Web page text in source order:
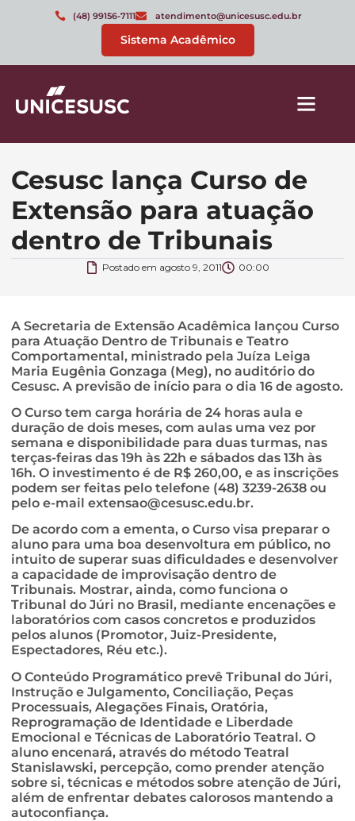
(48) 99156-7111 atendimento@unicesusc.edu.br
Sistema Acadêmico
Cesusc lança Curso de
Extensão para atuação
dentro de Tribunais
Postado em agosto 9, 2011 00:00
A Secretaria de Extensão Acadêmica lançou Curso
para Atuação Dentro de Tribunais e Teatro
Comportamental, ministrado pela Juíza Leiga
Maria Eugênia Gonzaga (Meg), no auditório do
Cesusc. A previsão de início para o dia 16 de agosto.
O Curso tem carga horária de 24 horas aula e
duração de dois meses, com aulas uma vez por
semana e disponibilidade para duas turmas, nas
terças-feiras das 19h às 22h e sábados das 13h às
16h. O investimento é de R$ 260,00, e as inscrições
podem ser feitas pelo telefone (48) 3239-2638 ou
pelo e-mail extensao@cesusc.edu.br.
De acordo com a ementa, o Curso visa preparar o
aluno para uma boa desenvoltura em público, no
intuito de superar suas dificuldades e desenvolver
a capacidade de improvisação dentro de
Tribunais. Mostrar, ainda, como funciona o
Tribunal do Júri no Brasil, mediante encenações e
laboratórios com casos concretos e produzidos
pelos alunos (Promotor, Juiz-Presidente,
Espectadores, Réu etc.).
O Conteúdo Programático prevê Tribunal do Júri,
Instrução e Julgamento, Conciliação, Peças
Processuais, Alegações Finais, Oratória,
Reprogramação de Identidade e Liberdade
Emocional e Técnicas de Laboratório Teatral. O
aluno encenará, através do método Teatral
Stanislawski, percepção, como prender atenção
sobre si, técnicas e métodos sobre atenção de Júri,
além de enfrentar debates calorosos mantendo a
autoconfiança.